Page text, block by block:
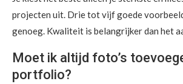
projecten uit. Drie tot vijf goede
genoeg. Kwaliteit is belangrijker dan het
Moet ik altijd foto’s
portfolio?